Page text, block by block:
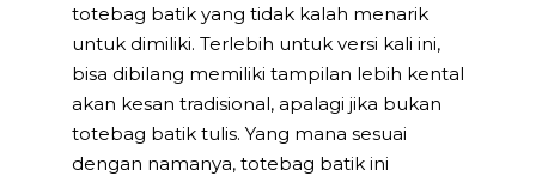
totebag batik yang tidak kalah menarik
untuk dimiliki. Terlebih untuk versi kali ini,
bisa dibilang memiliki tampilan lebih kental
akan kesan tradisional, apalagi jika bukan
totebag batik tulis. Yang mana sesuai
dengan namanya, totebag batik ini